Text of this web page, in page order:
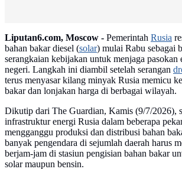
Liputan6.com, Moscow - Pemerintah Rusia
bahan bakar diesel (solar) mulai Rabu sebagai
serangkaian kebijakan untuk menjaga pasokan
negeri. Langkah ini diambil setelah serangan
terus menyasar kilang minyak Rusia memicu
bakar dan lonjakan harga di berbagai wilayah.
Dikutip dari The Guardian, Kamis (9/7/2026),
infrastruktur energi Rusia dalam beberapa
mengganggu produksi dan distribusi bahan
banyak pengendara di sejumlah daerah harus
berjam-jam di stasiun pengisian bahan bakar
solar maupun bensin.